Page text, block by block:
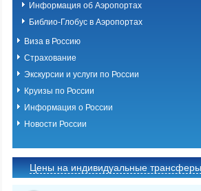
Информация об Аэропортах
Библио-Глобус в Аэропортах
Виза в Россию
Страхование
Экскурсии и услуги по России
Круизы по России
Информация о России
Новости России
Цены на индивидуальные трансферы